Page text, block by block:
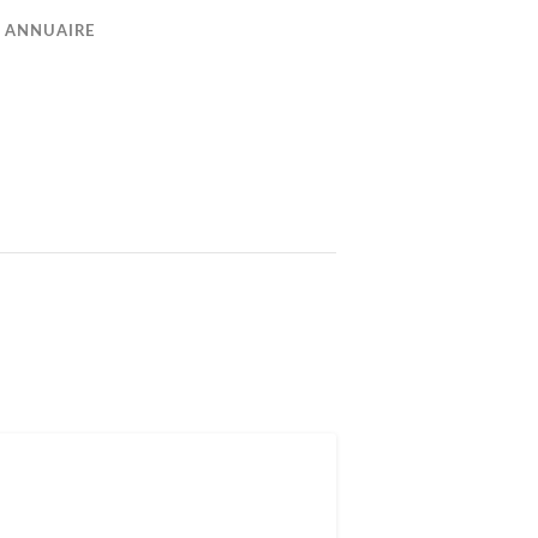
ANNUAIRE